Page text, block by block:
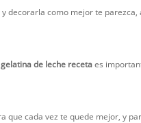
decorarla como mejor te parezca,
de leche recetaes
que cada vez te quede mejor, y